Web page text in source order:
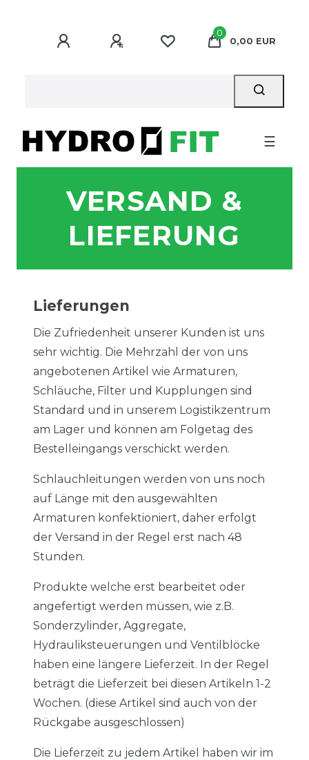
0
0,00 EUR
☰
VERSAND &
LIEFERUNG
Lieferungen
Die Zufriedenheit unserer Kunden ist uns
sehr wichtig. Die Mehrzahl der von uns
angebotenen Artikel wie Armaturen,
Schläuche, Filter und Kupplungen sind
Standard und in unserem Logistikzentrum
am Lager und können am Folgetag des
Bestelleingangs verschickt werden.
Schlauchleitungen werden von uns noch
auf Länge mit den ausgewählten
Armaturen konfektioniert, daher erfolgt
der Versand in der Regel erst nach 48
Stunden.
Produkte welche erst bearbeitet oder
angefertigt werden müssen, wie z.B.
Sonderzylinder, Aggregate,
Hydrauliksteuerungen und Ventilblöcke
haben eine längere Lieferzeit. In der Regel
beträgt die Lieferzeit bei diesen Artikeln 1-2
Wochen. (diese Artikel sind auch von der
Rückgabe ausgeschlossen)
Die Lieferzeit zu jedem Artikel haben wir im